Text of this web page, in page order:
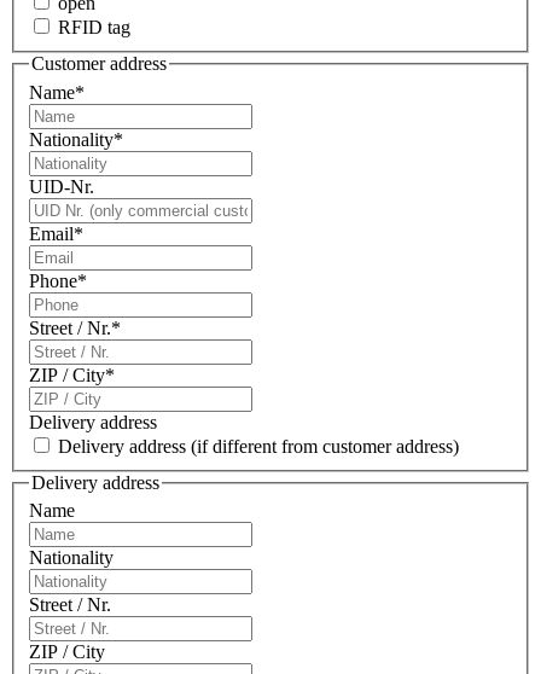
RFID tag
Customer address
Name*
Nationality*
UID-Nr.
Email*
Phone*
Street / Nr.*
ZIP / City*
Delivery address
Delivery address (if different from customer address)
Delivery address
Name
Nationality
Street / Nr.
ZIP / City